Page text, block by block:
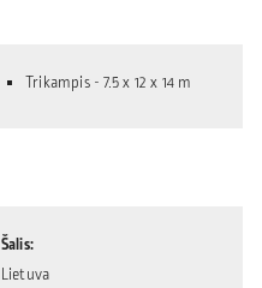
Trikampis - 7.5 x 12 x 14 m
Šalis
Lietuva